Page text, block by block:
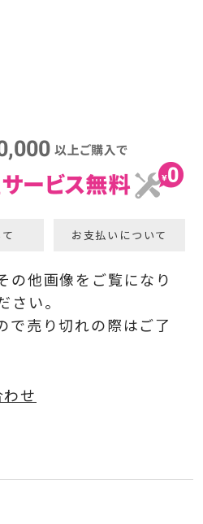
お支払いについて
の他画像をご覧になり
い。
で売り切れの際はご了
せ